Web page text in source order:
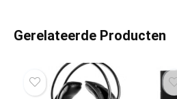
Gerelateerde Producten